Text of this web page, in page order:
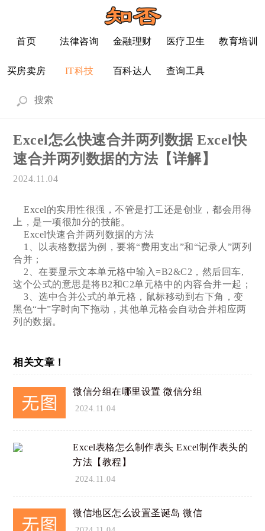
首页 法律咨询 金融理财 医疗卫生 教育培训
买房卖房 IT科技 百科达人 查询工具
Excel怎么快速合并两列数据 Excel快
速合并两列数据的方法【详解】
2024.11.04
Excel的实用性很强，不管是打工还是创业，都会用得
上，是一项很加分的技能。
Excel快速合并两列数据的方法
1、以表格数据为例，要将“费用支出”和“记录人”两列
合并；
2、在要显示文本单元格中输入=B2&C2，然后回车,
这个公式的意思是将B2和C2单元格中的内容合并一起；
3、选中合并公式的单元格，鼠标移动到右下角，变
黑色“十”字时向下拖动，其他单元格会自动合并相应两
列的数据。
相关文章！
微信分组在哪里设置 微信分组
2024.11.04
Excel表格怎么制作表头 Excel制作表头的
方法【教程】
2024.11.04
微信地区怎么设置圣诞岛 微信